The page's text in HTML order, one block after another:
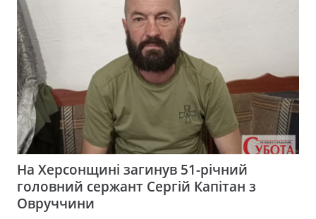
На Херсонщині загинув 51-річний
головний сержант Сергій Капітан з
Овруччини